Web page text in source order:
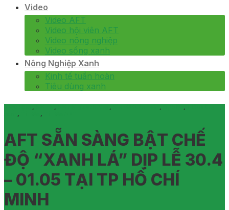
Video
Video AFT
Video hội viên AFT
Video nông nghiệp
Video sống xanh
Nông Nghiệp Xanh
Kinh tế tuần hoàn
Tiêu dùng xanh
, , , , ,
, ,
AFT SẴN SÀNG BẬT CHẾ
ĐỘ “XANH LÁ” DỊP LỄ 30.4
– 01.05 TẠI TP HỒ CHÍ
MINH